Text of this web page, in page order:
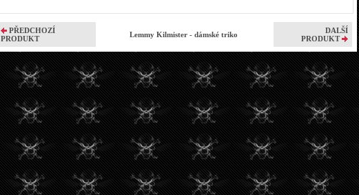
PŘEDCHOZÍ
PRODUKT
Lemmy Kilmister - dámské triko
DALŠÍ
PRODUKT